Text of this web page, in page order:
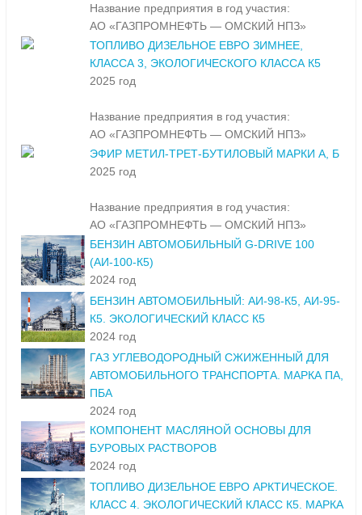
Название предприятия в год участия:
АО «ГАЗПРОМНЕФТЬ — ОМСКИЙ НПЗ»
ТОПЛИВО ДИЗЕЛЬНОЕ ЕВРО ЗИМНЕЕ,
КЛАССА 3, ЭКОЛОГИЧЕСКОГО КЛАССА К5
2025 год
Название предприятия в год участия:
АО «ГАЗПРОМНЕФТЬ — ОМСКИЙ НПЗ»
ЭФИР МЕТИЛ-ТРЕТ-БУТИЛОВЫЙ МАРКИ А, Б
2025 год
Название предприятия в год участия:
АО «ГАЗПРОМНЕФТЬ — ОМСКИЙ НПЗ»
БЕНЗИН АВТОМОБИЛЬНЫЙ G-DRIVE 100
(АИ-100-К5)
2024 год
БЕНЗИН АВТОМОБИЛЬНЫЙ: АИ-98-К5, АИ-95-
К5. ЭКОЛОГИЧЕСКИЙ КЛАСС К5
2024 год
ГАЗ УГЛЕВОДОРОДНЫЙ СЖИЖЕННЫЙ ДЛЯ
АВТОМОБИЛЬНОГО ТРАНСПОРТА. МАРКА ПА,
ПБА
2024 год
КОМПОНЕНТ МАСЛЯНОЙ ОСНОВЫ ДЛЯ
БУРОВЫХ РАСТВОРОВ
2024 год
ТОПЛИВО ДИЗЕЛЬНОЕ ЕВРО АРКТИЧЕСКОЕ.
КЛАСС 4. ЭКОЛОГИЧЕСКИЙ КЛАСС К5. МАРКА